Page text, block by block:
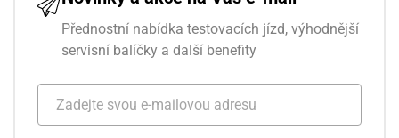
Přednostní nabídka testovacích jízd, výhodnější
servisní balíčky a další benefity